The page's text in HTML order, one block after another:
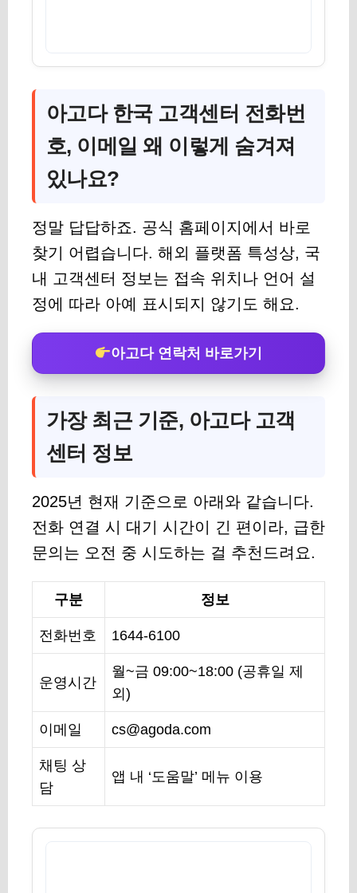
아고다 한국 고객센터 전화번
호, 이메일 왜 이렇게 숨겨져
있나요?
정말 답답하죠. 공식 홈페이지에서 바로
찾기 어렵습니다. 해외 플랫폼 특성상, 국
내 고객센터 정보는 접속 위치나 언어 설
정에 따라 아예 표시되지 않기도 해요.
아고다 연락처 바로가기
가장 최근 기준, 아고다 고객
센터 정보
2025년 현재 기준으로 아래와 같습니다.
전화 연결 시 대기 시간이 긴 편이라, 급한
문의는 오전 중 시도하는 걸 추천드려요.
구분 정보
전화번호 1644-6100
운영시간
월~금 09:00~18:00 (공휴일 제
외)
이메일 cs@agoda.com
채팅 상
담
앱 내 ‘도움말’ 메뉴 이용